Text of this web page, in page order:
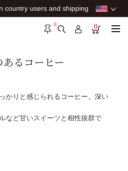
country users and shipping
0 0
あるコーヒー
かりと感じられるコーヒー。深い
など甘いスイーツと相性抜群で